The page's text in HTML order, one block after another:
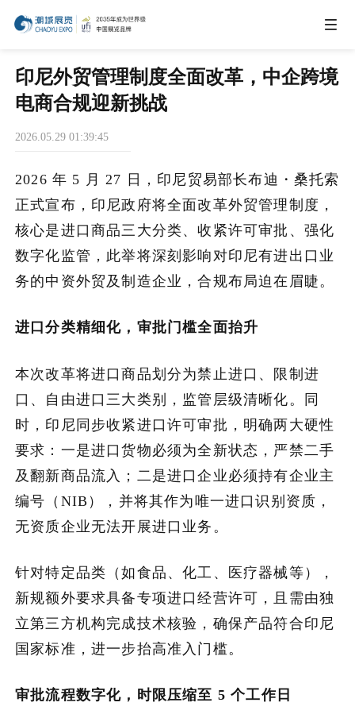
IEAE
IGHE
CHWE
商务合作
关于我们
加入潮域
印尼外贸管理制度全面改革，中企跨境
电商合规迎新挑战
2026.05.29 01:39:45
2026 年 5 月 27 日，印尼贸易部长布迪・桑托索
正式宣布，印尼政府将全面改革外贸管理制度，
核心是进口商品三大分类、收紧许可审批、强化
数字化监管，此举将深刻影响对印尼有进出口业
务的中资外贸及制造企业，合规布局迫在眉睫。
进口分类精细化，审批门槛全面抬升
本次改革将进口商品划分为禁止进口、限制进
口、自由进口三大类别，监管层级清晰化。同
时，印尼同步收紧进口许可审批，明确两大硬性
要求：一是进口货物必须为全新状态，严禁二手
及翻新商品流入；二是进口企业必须持有企业主
编号（NIB），并将其作为唯一进口识别资质，
无资质企业无法开展进口业务。
针对特定品类（如食品、化工、医疗器械等），
新规额外要求具备专项进口经营许可，且需由独
立第三方机构完成技术核验，确保产品符合印尼
国家标准，进一步抬高准入门槛。
审批流程数字化，时限压缩至 5 个工作日